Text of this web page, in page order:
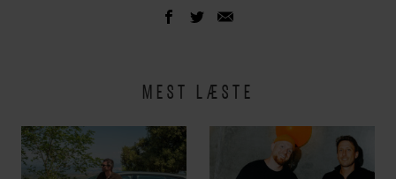
MEST LÆSTE